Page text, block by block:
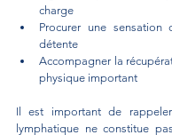
charge
Procurer une
détente
Accompagner la
physique important
Il est important de
lymphatique ne constitue